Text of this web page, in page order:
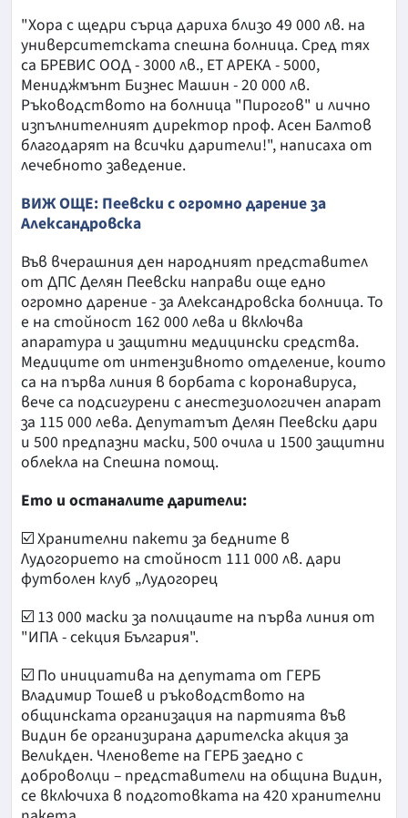
"Хора с щедри сърца дариха близо 49 000 лв. на
университетската спешна болница. Сред тях
са БРЕВИС ООД - 3000 лв., ЕТ АРЕКА - 5000,
Мениджмънт Бизнес Машин - 20 000 лв.
Ръководството на болница "Пирогов" и лично
изпълнителният директор проф. Асен Балтов
благодарят на всички дарители!", написаха от
лечебното заведение.
ВИЖ ОЩЕ: Пеевски с огромно дарение за
Александровска
Във вчерашния ден народният представител
от ДПС Делян Пеевски направи още едно
огромно дарение - за Александровска болница. То
е на стойност 162 000 лева и включва
апаратура и защитни медицински средства.
Медиците от интензивното отделение, които
са на първа линия в борбата с коронавируса,
вече са подсигурени с анестезиологичен апарат
за 115 000 лева. Депутатът Делян Пеевски дари
и 500 предпазни маски, 500 очила и 1500 защитни
облекла на Спешна помощ.
Ето и останалите дарители:
☑️ Хранителни пакети за бедните в
Лудогорието на стойност 111 000 лв. дари
футболен клуб „Лудогорец
☑️ 13 000 маски за полицаите на първа линия от
"ИПА - секция България".
☑️ По инициатива на депутата от ГЕРБ
Владимир Тошев и ръководството на
общинската организация на партията във
Видин бе организирана дарителска акция за
Великден. Членовете на ГЕРБ заедно с
доброволци – представители на община Видин,
се включиха в подготовката на 420 хранителни